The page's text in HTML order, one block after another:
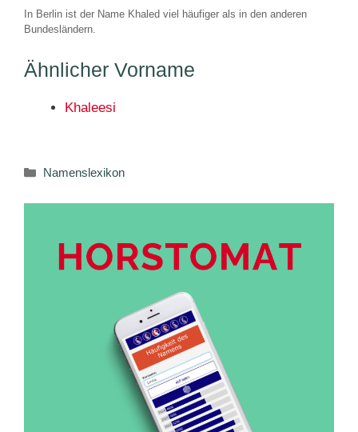
In Berlin ist der Name Khaled viel häufiger als in den anderen
Bundesländern.
Ähnlicher Vorname
Khaleesi
Kategorien
Namenslexikon